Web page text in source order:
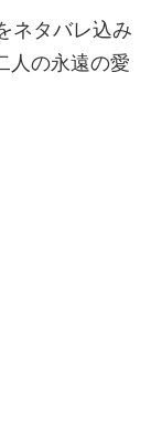
ネタバレ込み
人の永遠の愛